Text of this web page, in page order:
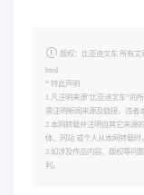
版权：比亚迪叉车 所有文
html
* 特此声明
1.凡注明来源"比亚迪叉车”的
需注明新闻来源及链接，违者
2.本网转载并注明自其它来源
体、网站 或个人从本网转载时
3.如涉及作品内容、版权等问
利。